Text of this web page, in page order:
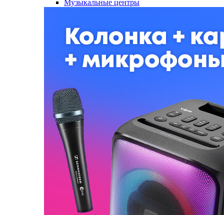
Музыкальные центры